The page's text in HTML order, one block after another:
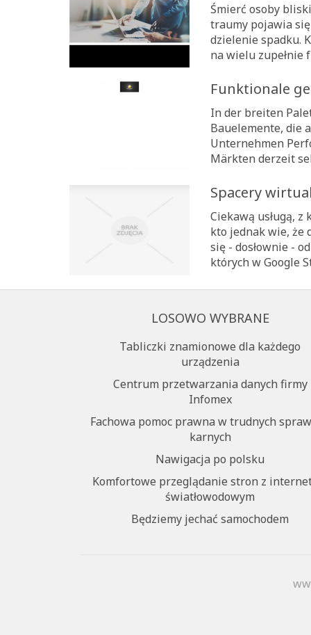
Śmierć osoby
traumy pojawia
dzielenie spadku.
na wielu zupełnie
Funktionale
In der breiten
Bauelemente, die
Unternehmen
Märkten derzeit
Spacery
Ciekawą usługą,
kto jednak wie, że
się - dosłownie -
których w Google
LOSOWO WYBRANE
Tabliczki znamionowe dla każdego
urządzenia
Centrum przetwarzania danych firmy
Infomex
Fachowa pomoc prawna w trudnych
karnych
Nawigacja po polsku
Komfortowe przeglądanie stron z
światłowodowym
Będziemy jechać samochodem